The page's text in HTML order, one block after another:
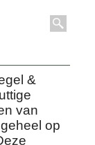
&
van
op